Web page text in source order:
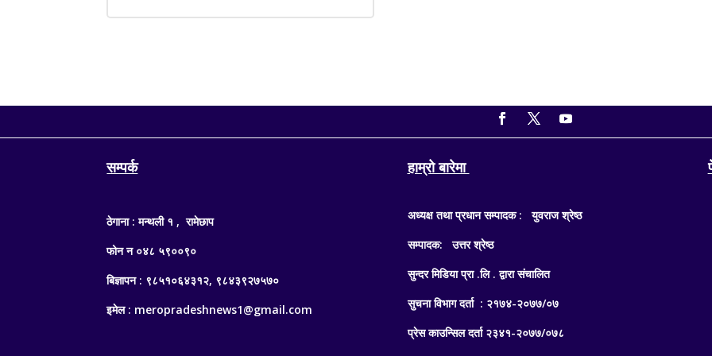
सम्पर्क
ठेगाना : मन्थली १ , रामेछाप
फोन न ०४८ ५९००९०
बिज्ञापन : ९८५१०६४३१२, ९८४३९२७५७०
इमेल : meropradeshnews1@gmail.com
हाम्रो बारेमा
अध्यक्ष तथा प्रधान सम्पादक : युवराज श्रेष्ठ
सम्पादक: उत्तर श्रेष्ठ
सुन्दर मिडिया प्रा .लि . द्वारा संचालित
सुचना विभाग दर्ता : २१७४-२०७७/०७
प्रेस काउन्सिल दर्ता २३४१-२०७७/०७८